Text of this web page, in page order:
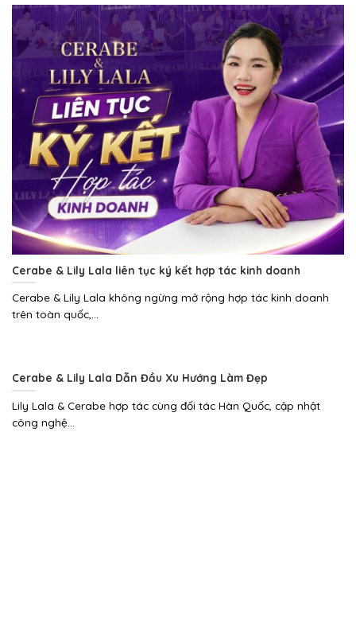
Cerabe & Lily Lala liên tục ký kết hợp tác kinh doanh
Cerabe & Lily Lala không ngừng mở rộng hợp tác kinh doanh
trên toàn quốc,...
Cerabe & Lily Lala Dẫn Đầu Xu Hướng Làm Đẹp
Lily Lala & Cerabe hợp tác cùng đối tác Hàn Quốc, cập nhật
công nghệ...